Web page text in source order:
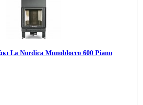
La Nordica Monoblocco 600 Piano